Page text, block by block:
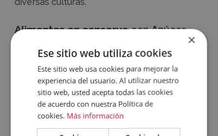
Accece
Tu
Cuenta
Email
Alimentos en conserva conAzúcar
Cocción, azucarado y envasado hermético
son las claves de las mermeladas y el
almíbar.
Alimentos en conserva con
×
Ese sitio web utiliza cookies
Este sitio web usa cookies para mejorar la
experiencia del usuario. Al utilizar nuestro
sitio web, usted acepta todas las cookies
de acuerdo con nuestra Política de
cookies. Más información